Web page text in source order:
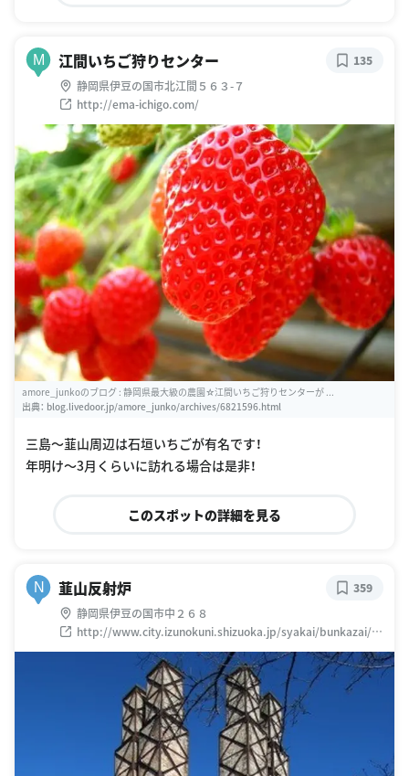
M 江間いちご狩りセンター
静岡県伊豆の国市北江間５６３-７
http://ema-ichigo.com/
135
amore_junkoのブログ : 静岡県最大級の農園☆江間いちご狩りセンターが ...
出典： blog.livedoor.jp/amore_junko/archives/6821596.html
三島〜韮山周辺は石垣いちごが有名です！
年明け〜3月くらいに訪れる場合は是非！
このスポットの詳細を見る
N 韮山反射炉
静岡県伊豆の国市中２６８
http://www.city.izunokuni.shizuoka.jp/syakai/bunkazai/h
ansyaro.jsp
359